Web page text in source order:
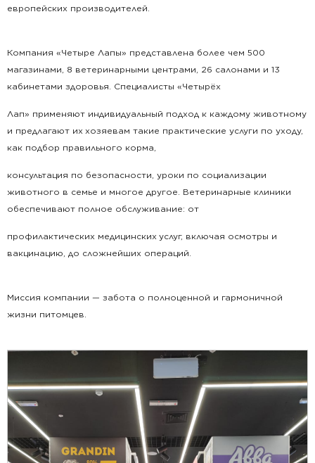
европейских производителей.
Компания «Четыре Лапы» представлена более чем 500
магазинами, 8 ветеринарными центрами, 26 салонами и 13
кабинетами здоровья. Специалисты «Четырёх
Лап» применяют индивидуальный подход к каждому животному
и предлагают их хозяевам такие практические услуги по уходу,
как подбор правильного корма,
консультация по безопасности, уроки по социализации
животного в семье и многое другое. Ветеринарные клиники
обеспечивают полное обслуживание: от
профилактических медицинских услуг, включая осмотры и
вакцинацию, до сложнейших операций.
Миссия компании — забота о полноценной и гармоничной
жизни питомцев.